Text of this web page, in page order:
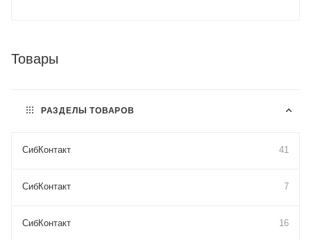
Товары
РАЗДЕЛЫ ТОВАРОВ
СибКонтакт 41
СибКонтакт 7
СибКонтакт 16